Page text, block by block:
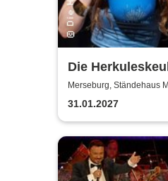
Die
Merseburg, Ständehaus
31.01.2027